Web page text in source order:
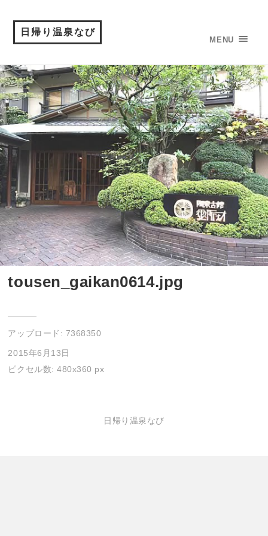
日帰り温泉なび
MENU
tousen_gaikan0614.jpg
アップロード: 7368350
2015年6月13日
ピクセル数: 480x360 px
日帰り温泉なび